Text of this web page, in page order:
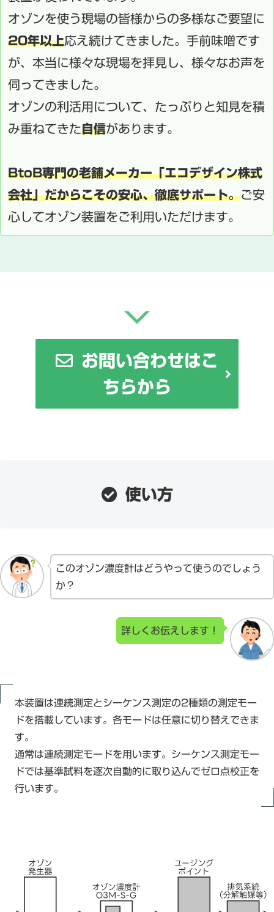
オゾンを使う現場の皆様からの多様なご要望に
20年以上応え続けてきました。手前味噌です
が、本当に様々な現場を拝見し、様々なお声を
伺ってきました。
オゾンの利活用について、たっぷりと知見を積
み重ねてきた自信があります。
BtoB専門の老舗メーカー「エコデザイン株式
会社」だからこその安心、徹底サポート。ご安
心してオゾン装置をご利用いただけます。
お問い合わせはこ
ちらから
使い方
このオゾン濃度計はどうやって使うのでしょう
か？
詳しくお伝えします！
本装置は連続測定とシーケンス測定の2種類の測定モー
ドを搭載しています。各モードは任意に切り替えできま
す。
通常は連続測定モードを用います。シーケンス測定モー
ドでは基準試料を逐次自動的に取り込んでゼロ点校正を
行います。